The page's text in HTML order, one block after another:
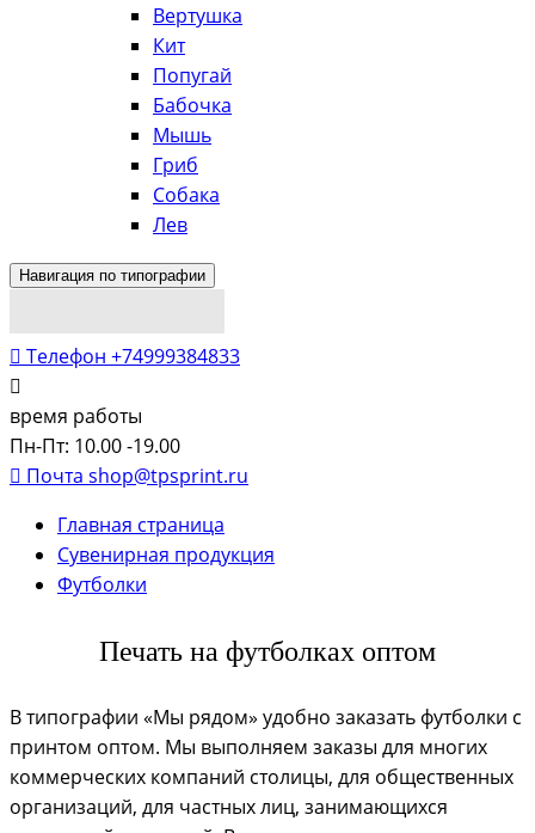
Вертушка
Кит
Попугай
Бабочка
Мышь
Гриб
Собака
Лев
Навигация по типографии
Телефон +74999384833
время работы
Пн-Пт: 10.00 -19.00
Почта shop@tpsprint.ru
Главная страница
Сувенирная продукция
Футболки
Печать на футболках оптом
В типографии «Мы рядом» удобно заказать футболки с
принтом оптом. Мы выполняем заказы для многих
коммерческих компаний столицы, для общественных
организаций, для частных лиц, занимающихся